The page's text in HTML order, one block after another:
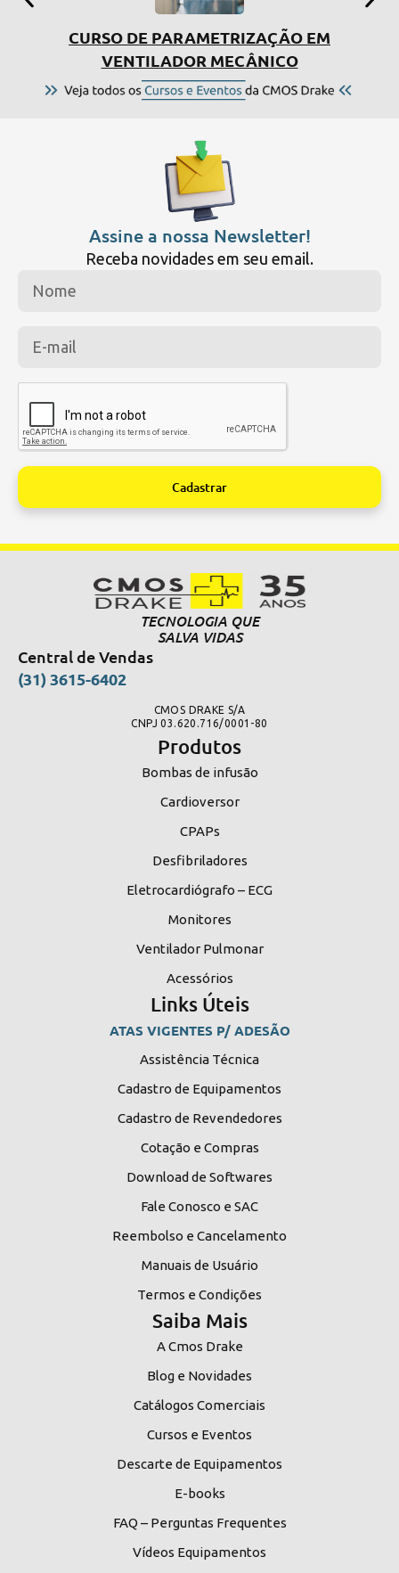
CURSO DE PARAMETRIZAÇÃO EM
VENTILADOR MECÂNICO
Assine a nossa Newsletter!
Receba novidades em seu email.
Cadastrar
TECNOLOGIA QUE
SALVA VIDAS
Central de Vendas
(31) 3615-6402
CMOS DRAKE S/A
CNPJ 03.620.716/0001-80
Produtos
Bombas de infusão
Cardioversor
CPAPs
Desfibriladores
Eletrocardiógrafo – ECG
Monitores
Ventilador Pulmonar
Acessórios
Links Úteis
ATAS VIGENTES P/ ADESÃO
Assistência Técnica
Cadastro de Equipamentos
Cadastro de Revendedores
Cotação e Compras
Download de Softwares
Fale Conosco e SAC
Reembolso e Cancelamento
Manuais de Usuário
Termos e Condições
Saiba Mais
A Cmos Drake
Blog e Novidades
Catálogos Comerciais
Cursos e Eventos
Descarte de Equipamentos
E-books
FAQ – Perguntas Frequentes
Vídeos Equipamentos